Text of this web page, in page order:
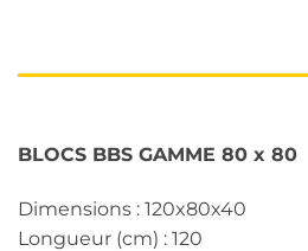
BLOCS BBS GAMME 80 x 80
Dimensions : 120x80x40
Longueur (cm) : 120